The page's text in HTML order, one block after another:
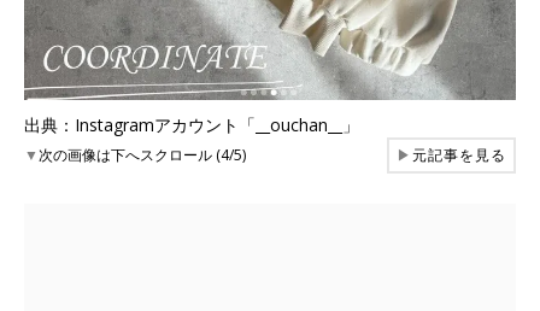
出典：Instagramアカウント「__ouchan__」
▼次の画像は下へスクロール (4/5) ▶元記事を見る